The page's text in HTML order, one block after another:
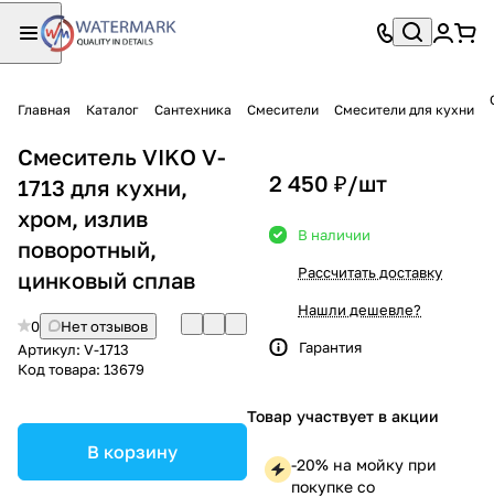
Главная Каталог Сантехника Смесители Смесители для кухни
Смеситель VIKO V-
1713 для кухни,
хром, излив
поворотный,
цинковый сплав
0
Нет отзывов
Артикул: V-1713
Код товара: 13679
В корзину
2 450 ₽/шт
В наличии
Рассчитать доставку
Нашли дешевле?
Гарантия
Товар участвует в акции
-20% на мойку при
покупке со